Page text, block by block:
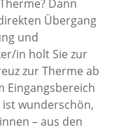
Dann
Übergang
und
in holt Sie zur
zur Therme ab
Eingangsbereich
ist wunderschön,
– aus den